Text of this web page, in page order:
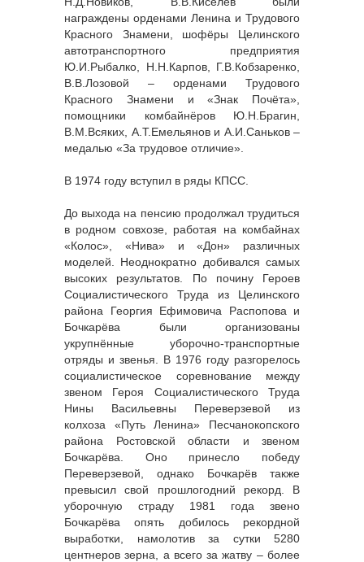
награждены орденами Ленина и Трудового
Красного Знамени, шофёры Целинского
автотранспортного предприятия
Ю.И.Рыбалко, Н.Н.Карпов, Г.В.Кобзаренко,
В.В.Лозовой – орденами Трудового
Красного Знамени и «Знак Почёта»,
помощники комбайнёров Ю.Н.Брагин,
В.М.Всяких, А.Т.Емельянов и А.И.Саньков –
медалью «За трудовое отличие».
В 1974 году вступил в ряды КПСС.
До выхода на пенсию продолжал трудиться
в родном совхозе, работая на комбайнах
«Колос», «Нива» и «Дон» различных
моделей. Неоднократно добивался самых
высоких результатов. По почину Героев
Социалистического Труда из Целинского
района Георгия Ефимовича Распопова и
Бочкарёва были организованы
укрупнённые уборочно-транспортные
отряды и звенья. В 1976 году разгорелось
социалистическое соревнование между
звеном Героя Социалистического Труда
Нины Васильевны Переверзевой из
колхоза «Путь Ленина» Песчанокопского
района Ростовской области и звеном
Бочкарёва. Оно принесло победу
Переверзевой, однако Бочкарёв также
превысил свой прошлогодний рекорд. В
уборочную страду 1981 года звено
Бочкарёва опять добилось рекордной
выработки, намолотив за сутки 5280
центнеров зерна, а всего за жатву – более